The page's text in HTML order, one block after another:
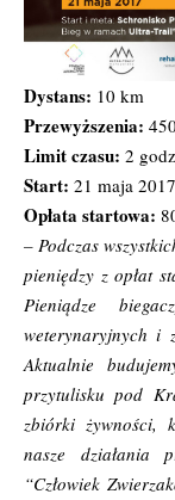
Dystans: 10 km
Przewyższenia:
Limit czasu: 2
Start: 21 maja
Opłata startowa:
– Podczas
pieniędzy z opłat
Pieniądze
weterynaryjnych i
Aktualnie
przytulisku pod
zbiórki żywności,
nasze działania
“Człowiek